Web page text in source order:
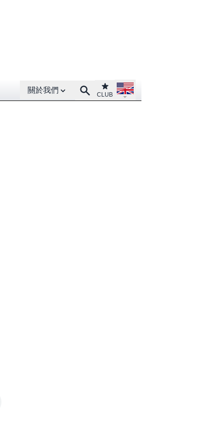
Open About menu
關於我們 SearchClub
CLUB
Open language menu